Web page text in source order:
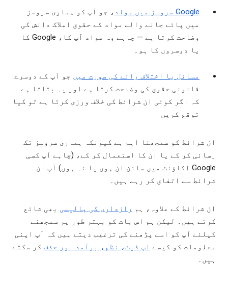
Google سروسز میں مواد
، جو آپ کو ہماری سروسز
میں پائے جانے والے مواد کے حقوق املاک دانش کی
وضاحت کرتا ہے — چاہے وہ مواد آپ کا، Google کا
یا دوسروں کا ہو۔
مسائل یا اختلاف رائے کی صورت میں جو آپ کے دوسرے
قانونی حقوق کی وضاحت کرتا ہے اور یہ بتاتا ہے
کہ اگر کوئی ان شرائط کی خلاف ورزی کرتا ہے تو کیا
توقع کریں
ان شرائط کو سمجھنا اہم ہے کیونکہ ہماری سروسز تک
رسائی کر کے یا ان کا استعمال کر کے، (چاہے آپ کسی
Google اکاؤنٹ میں سائن ان ہوں یا نہ ہوں) آپ ان
شرائط سے اتفاق کر رہے ہیں۔
ان شرائط کے علاوہ، ہم رازداری کی پالیسی بھی شائع
کرتے ہیں۔ لیکن ہم اس بات کو بہتر طور پر سمجھنے
کیلئے آپ کو اسے پڑھنے کی ترغیب دیتے ہیں کہ آپ اپنی
معلومات کو کیسے اپ ڈیٹ، نظم، برآمد اور حذف کر سکتے
ہیں۔